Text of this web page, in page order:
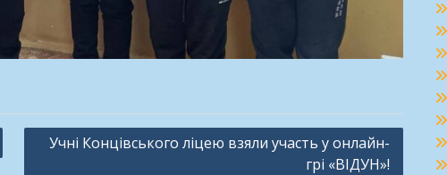
Учні Концівського ліцею взяли участь у онлайн-
грі «ВІДУН»!